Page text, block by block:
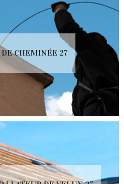
CHEMINÉE 27